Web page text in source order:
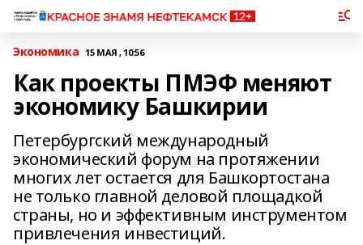
Экономика 15 МАЯ , 10:56
Как проекты ПМЭФ меняют
экономику Башкирии
Петербургский международный
экономический форум на протяжении
многих лет остается для Башкортостана
не только главной деловой площадкой
страны, но и эффективным инструментом
привлечения инвестиций.